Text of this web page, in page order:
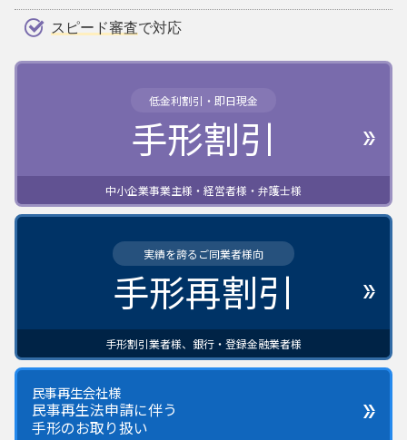
スピード審査で対応
低金利割引・即日現金
手形割引
中小企業事業主様・経営者様・弁護士様
実績を誇るご同業者様向
手形再割引
手形割引業者様、銀行・登録金融業者様
民事再生会社様
民事再生法申請に伴う
手形のお取り扱い